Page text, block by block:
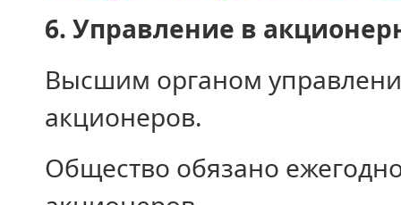
6. Управление в
Высшим органом
акционеров.
Общество обязано